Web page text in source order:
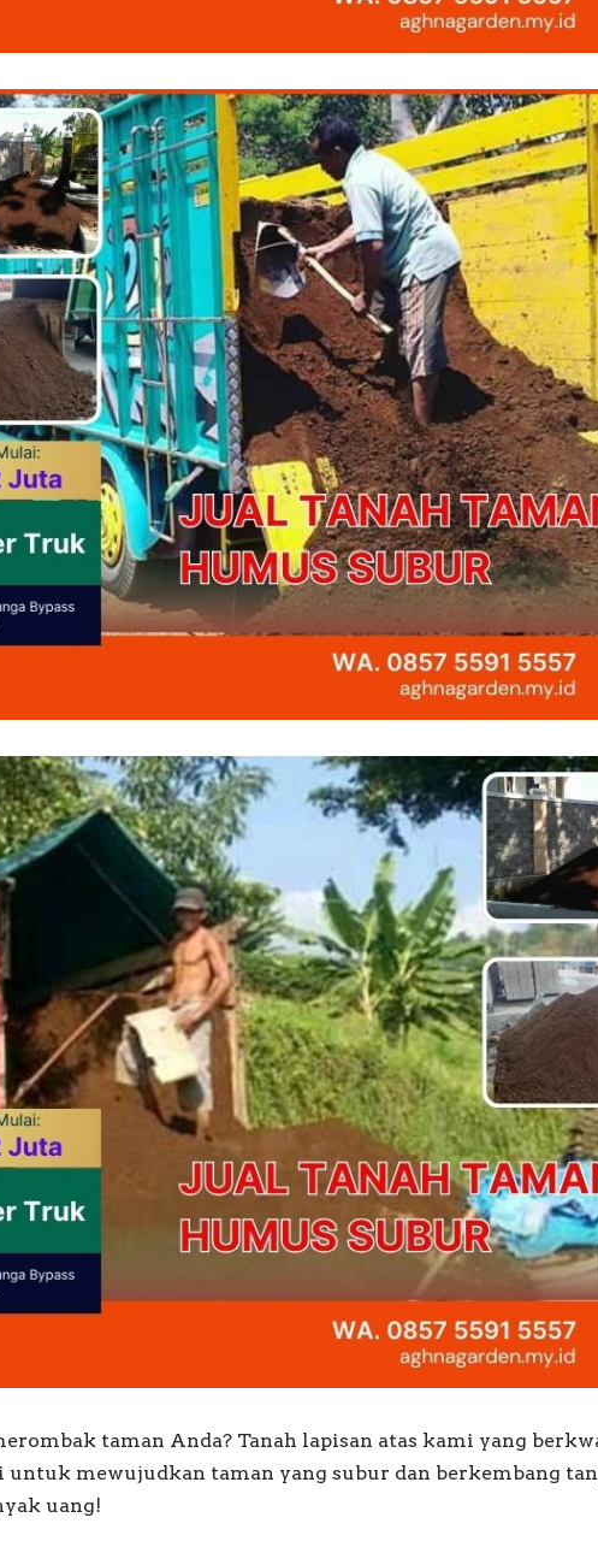
taman Anda? Tanah lapisan atas kami yang
untuk mewujudkan taman yang subur dan berkembang
uang!